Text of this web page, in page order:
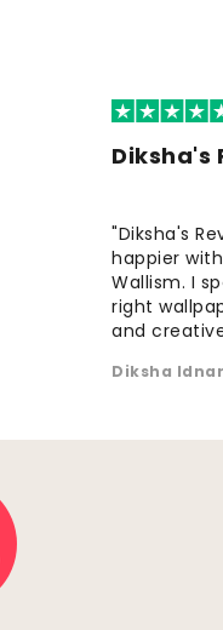
Diksha's
"Diksha's
happier
Wallism. I
right
and
Diksha